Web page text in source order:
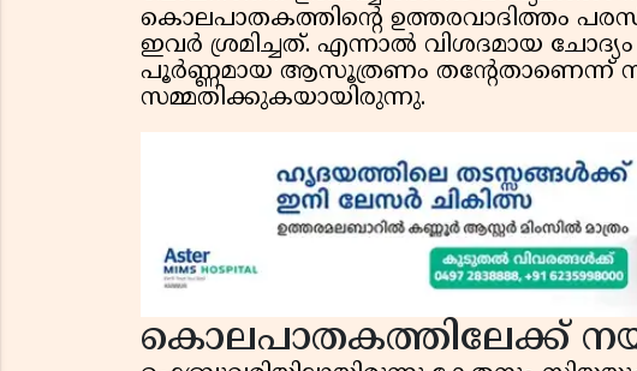
കൊലപാതകത്തിൻ്റെ ഉത്തരവാദിത്തം
ഇവർ ശ്രമിച്ചത്. എന്നാൽ വിശദമായ
പൂർണ്ണമായ ആസൂത്രണം തൻ്റേതാണെന്ന്
സമ്മതിക്കുകയായിരുന്നു.
കൊലപാതകത്തിലേക്ക്